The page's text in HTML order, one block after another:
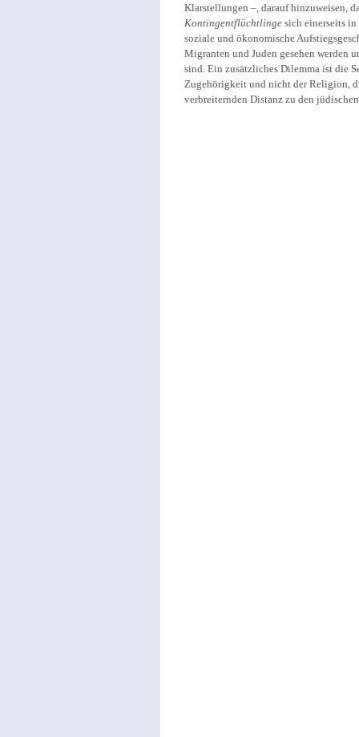
Klarstellungen –, darauf hinzuweisen,
Kontingentflüchtlinge sich einerseits
soziale und ökonomische
Migranten und Juden gesehen werden
sind. Ein zusätzliches Dilemma ist die
Zugehörigkeit und nicht der Religion,
verbreiternden Distanz zu den